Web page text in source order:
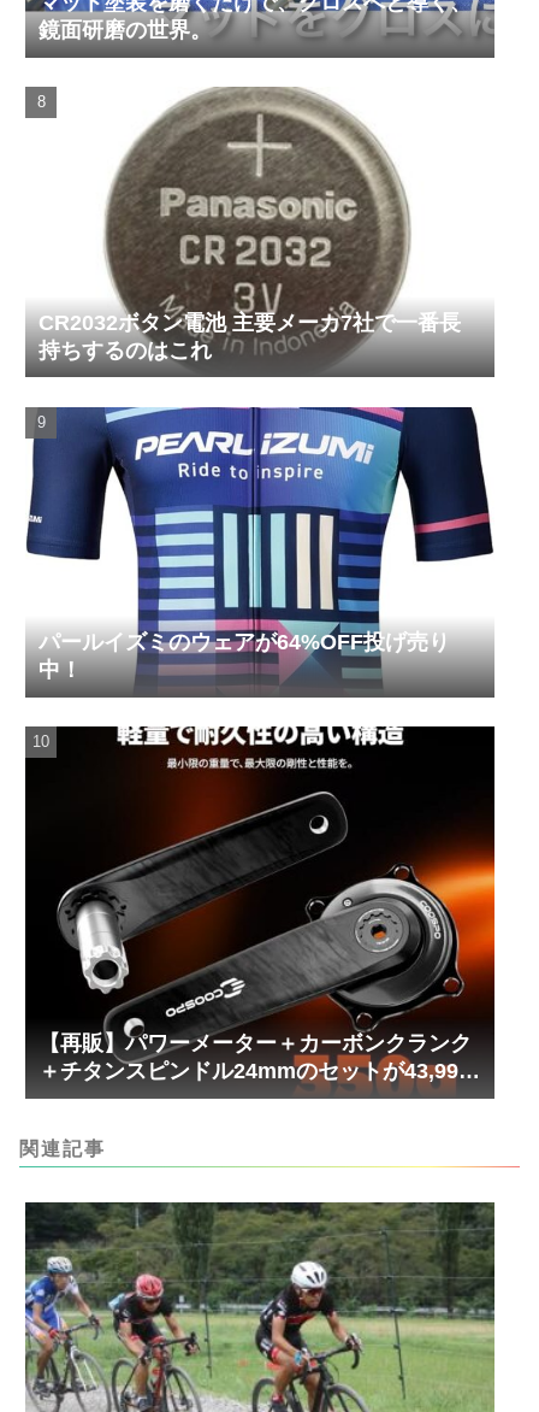
鏡面研磨の世界。
CR2032ボタン電池 主要メーカ7社で一番長
持ちするのはこれ
パールイズミのウェアが64%OFF投げ売り
中！
【再販】パワーメーター＋カーボンクランク
＋チタンスピンドル24mmのセットが43,999
円！
関連記事